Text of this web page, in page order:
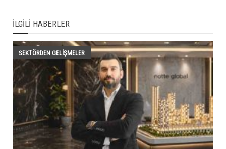
İLGILI HABERLER
SEKTÖRDEN GELIŞMELER